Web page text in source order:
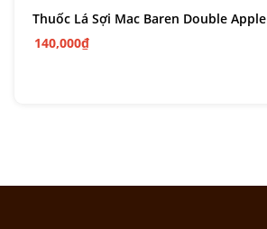
Thuốc Lá Sợi Mac Baren Double Apple
140,000₫